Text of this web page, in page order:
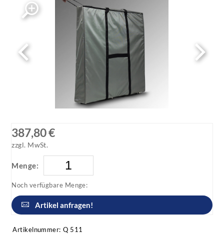
387,80 €
zzgl. MwSt.
Menge:
Noch verfügbare Menge:
Artikel anfragen!
Artikelnummer: Q 511